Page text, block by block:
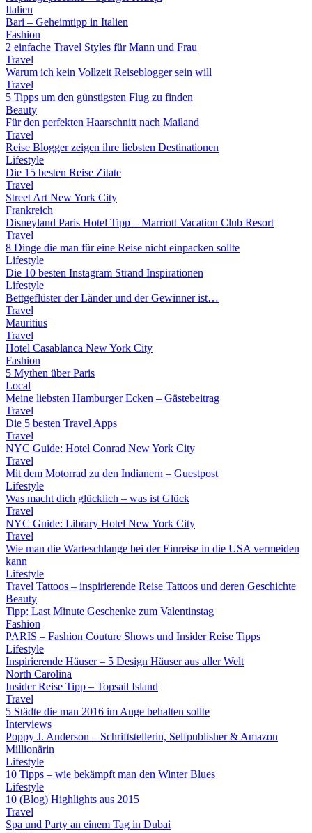
Italien
Bari – Geheimtipp in Italien
Fashion
2 einfache Travel Styles für Mann und Frau
Travel
Warum ich kein Vollzeit Reiseblogger sein will
Travel
5 Tipps um den günstigsten Flug zu finden
Beauty
Für den perfekten Haarschnitt nach Mailand
Travel
Reise Blogger zeigen ihre liebsten Destinationen
Lifestyle
Die 15 besten Reise Zitate
Travel
Street Art New York City
Frankreich
Disneyland Paris Hotel Tipp – Marriott Vacation Club Resort
Travel
8 Dinge die man für eine Reise nicht einpacken sollte
Lifestyle
Die 10 besten Instagram Strand Inspirationen
Lifestyle
Bettgeflüster der Länder und der Gewinner ist…
Travel
Mauritius
Travel
Hotel Casablanca New York City
Fashion
5 Mythen über Paris
Local
Meine liebsten Hamburger Ecken – Gästebeitrag
Travel
Die 5 besten Travel Apps
Travel
NYC Guide: Hotel Conrad New York City
Travel
Mit dem Motorrad zu den Indianern – Guestpost
Lifestyle
Was macht dich glücklich – was ist Glück
Travel
NYC Guide: Library Hotel New York City
Travel
Wie man die Warteschlange bei der Einreise in die USA vermeiden
kann
Lifestyle
Travel Tattoos – inspirierende Reise Tattoos und deren Geschichte
Beauty
Tipp: Last Minute Geschenke zum Valentinstag
Fashion
PARIS – Fashion Couture Shows und Insider Reise Tipps
Lifestyle
Inspirierende Häuser – 5 Design Häuser aus aller Welt
North Carolina
Insider Reise Tipp – Topsail Island
Travel
5 Städte die man 2016 im Auge behalten sollte
Interviews
Poppy J. Anderson – Schriftstellerin, Selfpublisher & Amazon
Millionärin
Lifestyle
10 Tipps – wie bekämpft man den Winter Blues
Lifestyle
10 (Blog) Highlights aus 2015
Travel
Spa und Party an einem Tag in Dubai